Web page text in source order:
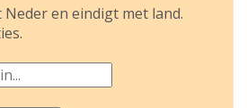
en eindigt met land.